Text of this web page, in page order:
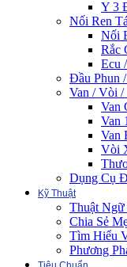
Y 3
Nối Ren
Nối
Rắc
Ecu
Đầu Phun
Van / Vòi /
Van
Van
Van
Vòi
Dụng Cụ
Kỹ Thuật
Thuật Ngữ
Chia Sẻ
Tìm Hiểu
Phương